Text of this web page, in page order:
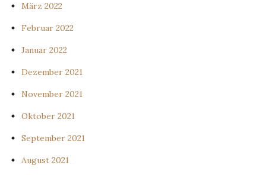
März 2022
Februar 2022
Januar 2022
Dezember 2021
November 2021
Oktober 2021
September 2021
August 2021